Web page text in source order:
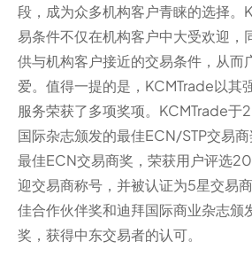
段，成为众多机构客户青睐的选择。
易条件不仅在机构客户中大受欢迎，
供与机构客户接近的交易条件，从而
爱。值得一提的是，KCMTrade以其
服务荣获了多项奖项。KCMTrade
国际杂志颁发的最佳ECN/STP交易
最佳ECN交易商奖，荣获用户评选
迎交易商称号，并被认证为5星交易
佳合作伙伴奖和迪拜国际商业杂志颁
奖，获得中东交易者的认可。